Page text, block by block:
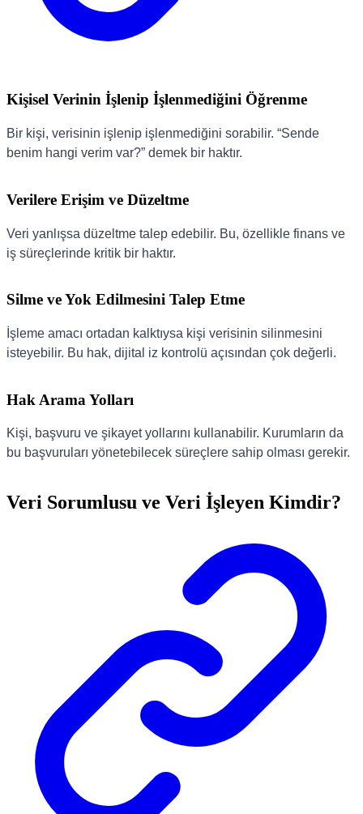
Kişisel Verinin İşlenip İşlenmediğini Öğrenme
Bir kişi, verisinin işlenip işlenmediğini sorabilir. “Sende
benim hangi verim var?” demek bir haktır.
Verilere Erişim ve Düzeltme
Veri yanlışsa düzeltme talep edebilir. Bu, özellikle finans ve
iş süreçlerinde kritik bir haktır.
Silme ve Yok Edilmesini Talep Etme
İşleme amacı ortadan kalktıysa kişi verisinin silinmesini
isteyebilir. Bu hak, dijital iz kontrolü açısından çok değerli.
Hak Arama Yolları
Kişi, başvuru ve şikayet yollarını kullanabilir. Kurumların da
bu başvuruları yönetebilecek süreçlere sahip olması gerekir.
Veri Sorumlusu ve Veri İşleyen Kimdir?